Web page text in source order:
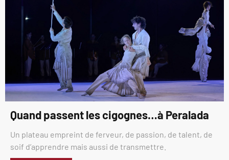
Quand passent les cigognes…à Peralada
Un plateau empreint de ferveur, de passion, de talent, de
soif d’apprendre mais aussi de transmettre.